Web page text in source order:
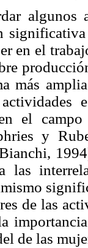
algunos
en el
más
el
y
las
de las
de las